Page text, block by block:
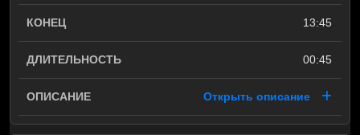
13:45
00:45
Открыть описание